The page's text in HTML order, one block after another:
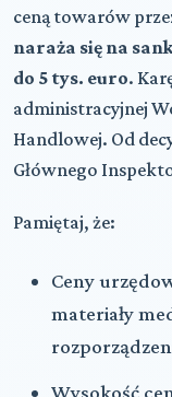
ceną towarów
naraża się na
do 5 tys. euro.
administracyjnej
Handlowej. Od
Głównego
Pamiętaj, że:
Ceny
materiały
Wysokość